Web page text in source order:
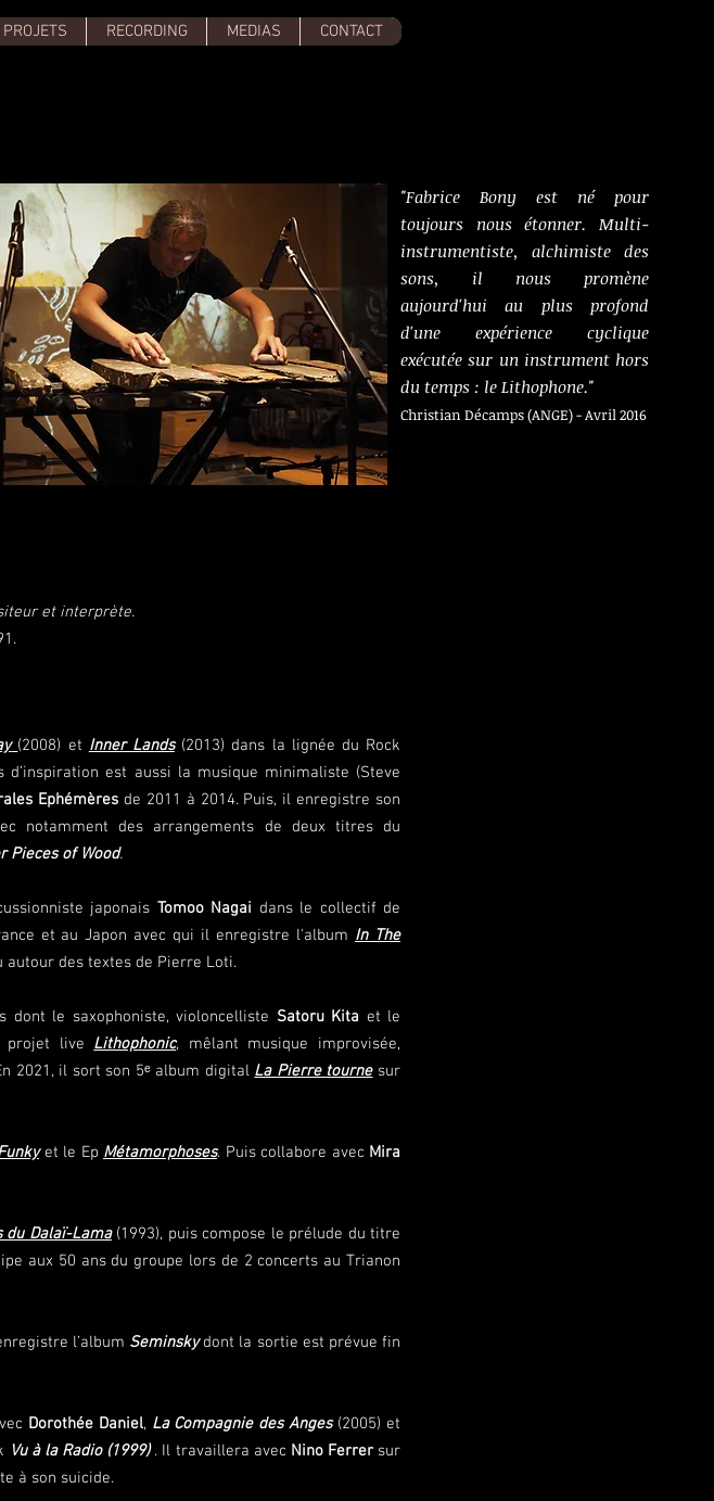
PROJETS RECORDING MEDIAS CONTACT
"Fabrice Bony est né pour
toujours nous étonner. Multi-
instrumentiste, alchimiste des
sons, il nous promène
aujourd'hui au plus profond
d'une expérience cyclique
exécutée sur un instrument hors
du temps : le Lithophone."
Christian Décamps (ANGE) - Avril 2016
et interprète.
(2008) et Inner Lands(2013) dans la lignée du Rock
est aussi la musique minimaliste (Steve
Ephémères de 2011 à 2014. Puis, il enregistre son
notamment des arrangements de deux titres du
Pieces of Wood.
japonais Tomoo Nagai dans le collectif de
et au Japon avec qui il enregistre l'album In The
des textes de Pierre Loti.
le saxophoniste, violoncelliste Satoru Kita et le
projet live Lithophonic, mêlant musique improvisée,
2021, il sort son 5ᵉ album digital La Pierre tournesur
et le Ep Métamorphoses. Puis collabore avec Mira
du Dalaï-Lama(1993), puis compose le prélude du titre
aux 50 ans du groupe lors de 2 concerts au Trianon
l’album Seminskydont la sortie est prévue fin
Dorothée Daniel, La Compagnie des Anges(2005) et
Vu à la Radio (1999). Il travaillera avec Nino Ferrersur
à son suicide.